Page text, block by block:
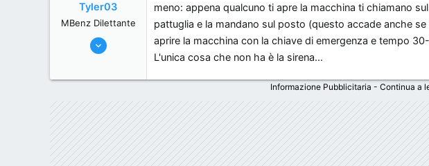
Tyler03
MBenz Dilettante
30/8/06
, .
meno: appena qualcuno ti apre la macchina ti chiamano
pattuglia e la mandano sul posto (questo accade anche
aprire la macchina con la chiave di emergenza e tempo
L'unica cosa che non ha è la sirena...
Informazione Pubblicitaria - Continua a